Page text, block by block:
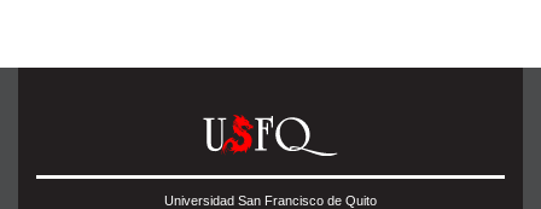
Universidad San Francisco de Quito